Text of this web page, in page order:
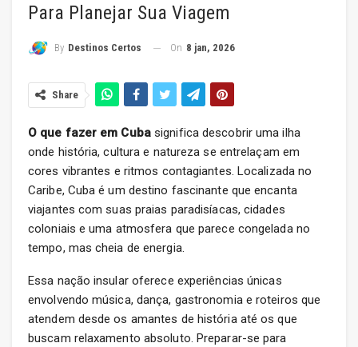
Para Planejar Sua Viagem
By Destinos Certos On 8 jan, 2026
Share
O que fazer em Cubasignifica descobrir uma ilha
onde história, cultura e natureza se entrelaçam em
cores vibrantes e ritmos contagiantes. Localizada no
Caribe, Cuba é um destino fascinante que encanta
viajantes com suas praias paradisíacas, cidades
coloniais e uma atmosfera que parece congelada no
tempo, mas cheia de energia.
Essa nação insular oferece experiências únicas
envolvendo música, dança, gastronomia e roteiros que
atendem desde os amantes de história até os que
buscam relaxamento absoluto. Preparar-se para